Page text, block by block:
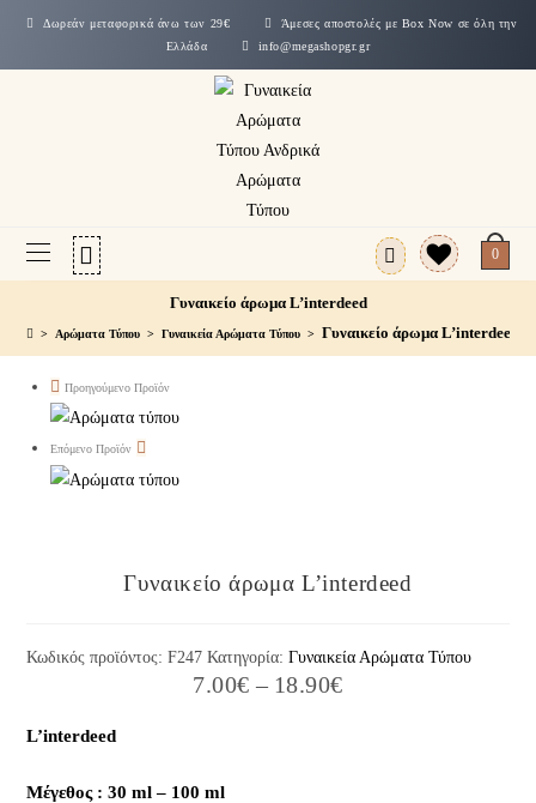
Δωρεάν μεταφορικά άνω των 29€
Άμεσες αποστολές με Box Now σε όλη την
Ελλάδα
info@megashopgr.gr
0
Γυναικείο άρωμα L’interdeed
> Αρώματα Τύπου > Γυναικεία Αρώματα Τύπου > Γυναικείο άρωμα L’interdeed
Προηγούμενο Προϊόν
Επόμενο Προϊόν
Γυναικείο άρωμα L’interdeed
Κωδικός προϊόντος:F247 Κατηγορία:Γυναικεία Αρώματα Τύπου
7.00€ – 18.90€
L’interdeed
Μέγεθος : 30 ml – 100 ml